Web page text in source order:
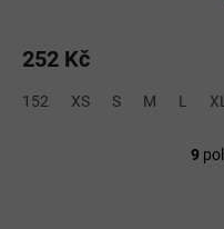
252 Kč
152 XS S M L XL
9